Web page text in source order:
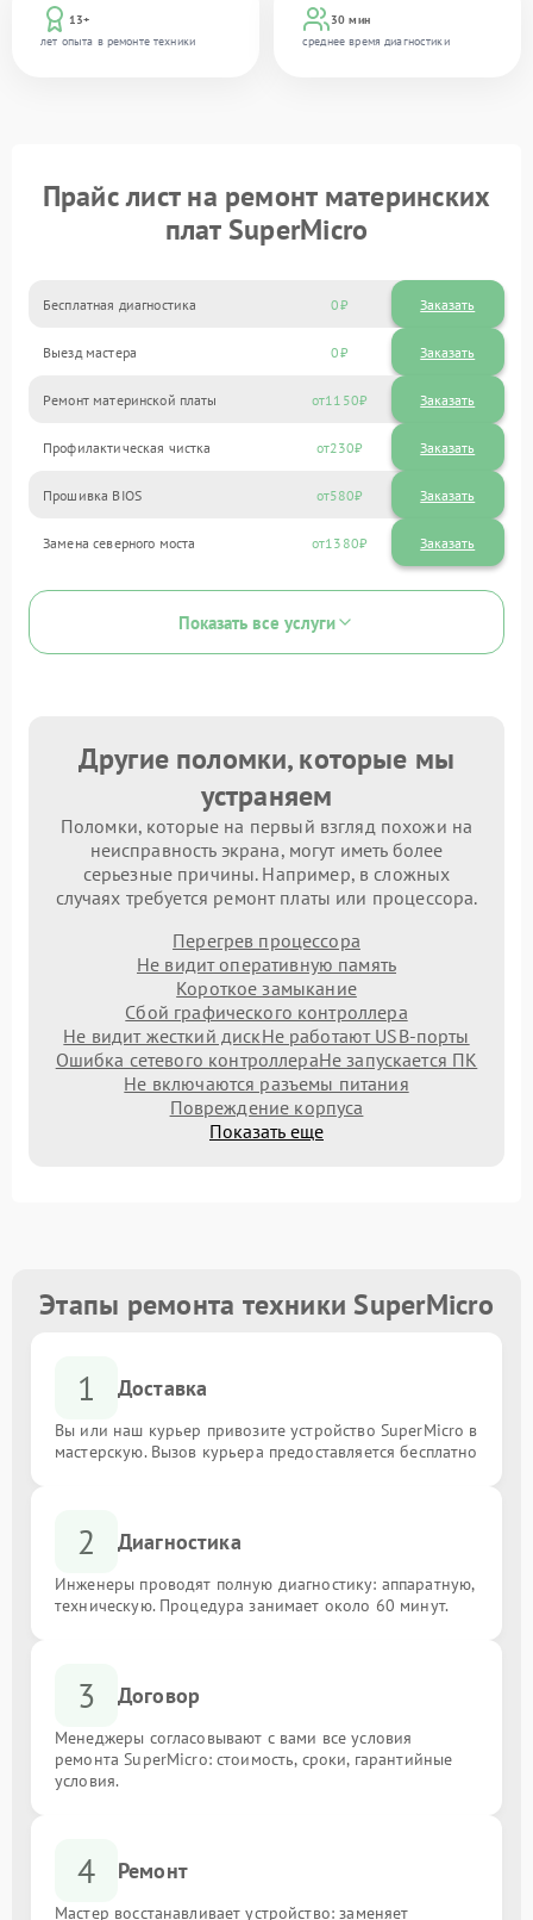
13+
лет опыта в ремонте техники
30 мин
среднее время диагностики
Прайс лист на ремонт материнских
плат SuperMicro
Бесплатная диагностика 0 Заказать
Выезд мастера 0 Заказать
Ремонт материнской платы 1150
Профилактическая чистка 230
Прошивка BIOS 580
Замена северного моста 1380
Показать все услуги
Другие поломки, которые мы
устраняем
Поломки, которые на первый взгляд похожи на
неисправность экрана, могут иметь более
серьезные причины. Например, в сложных
случаях требуется ремонт платы или процессора.
Перегрев процессора
Не видит оперативную память
Короткое замыкание
Сбой графического контроллера
Не видит жесткий дискНе работают USB-порты
Ошибка сетевого контроллераНе запускается ПК
Не включаются разъемы питания
Повреждение корпуса
Показать еще
Этапы ремонта техники SuperMicro
1 Доставка
Вы или наш курьер привозите устройство SuperMicro в
мастерскую. Вызов курьера предоставляется бесплатно
2 Диагностика
Инженеры проводят полную диагностику: аппаратную,
техническую. Процедура занимает около 60 минут.
3 Договор
Менеджеры согласовывают с вами все условия
ремонта SuperMicro: стоимость, сроки, гарантийные
условия.
4 Ремонт
Мастер восстанавливает устройство: заменяет